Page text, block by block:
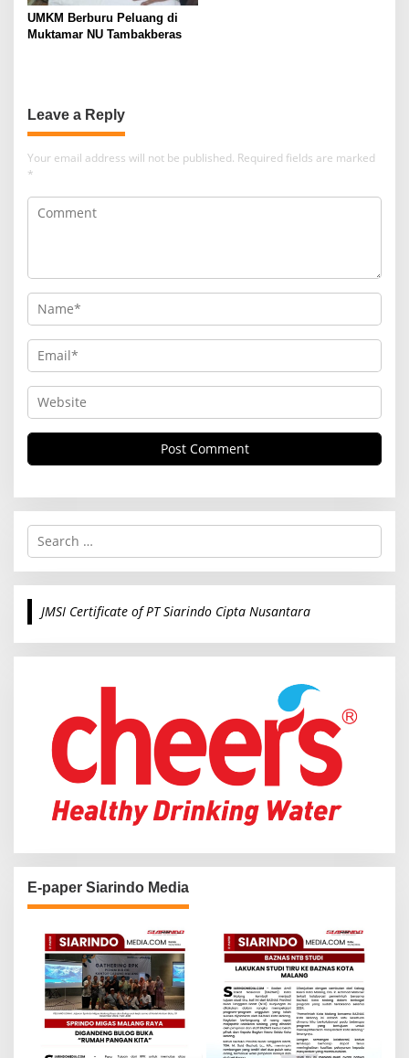
UMKM Berburu Peluang di
Muktamar NU Tambakberas
Leave a Reply
Your email address will not be published. Required fields are marked
*
S
r
c
o
JMSI Certificate of PT Siarindo Cipta Nusantara
E-paper Siarindo Media